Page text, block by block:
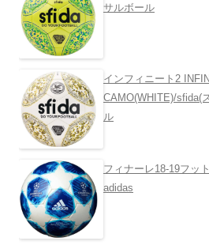
サルボール
インフィニート2
CAMO(WHITE)/sfida(
ル
フィナーレ18-19フッ
adidas